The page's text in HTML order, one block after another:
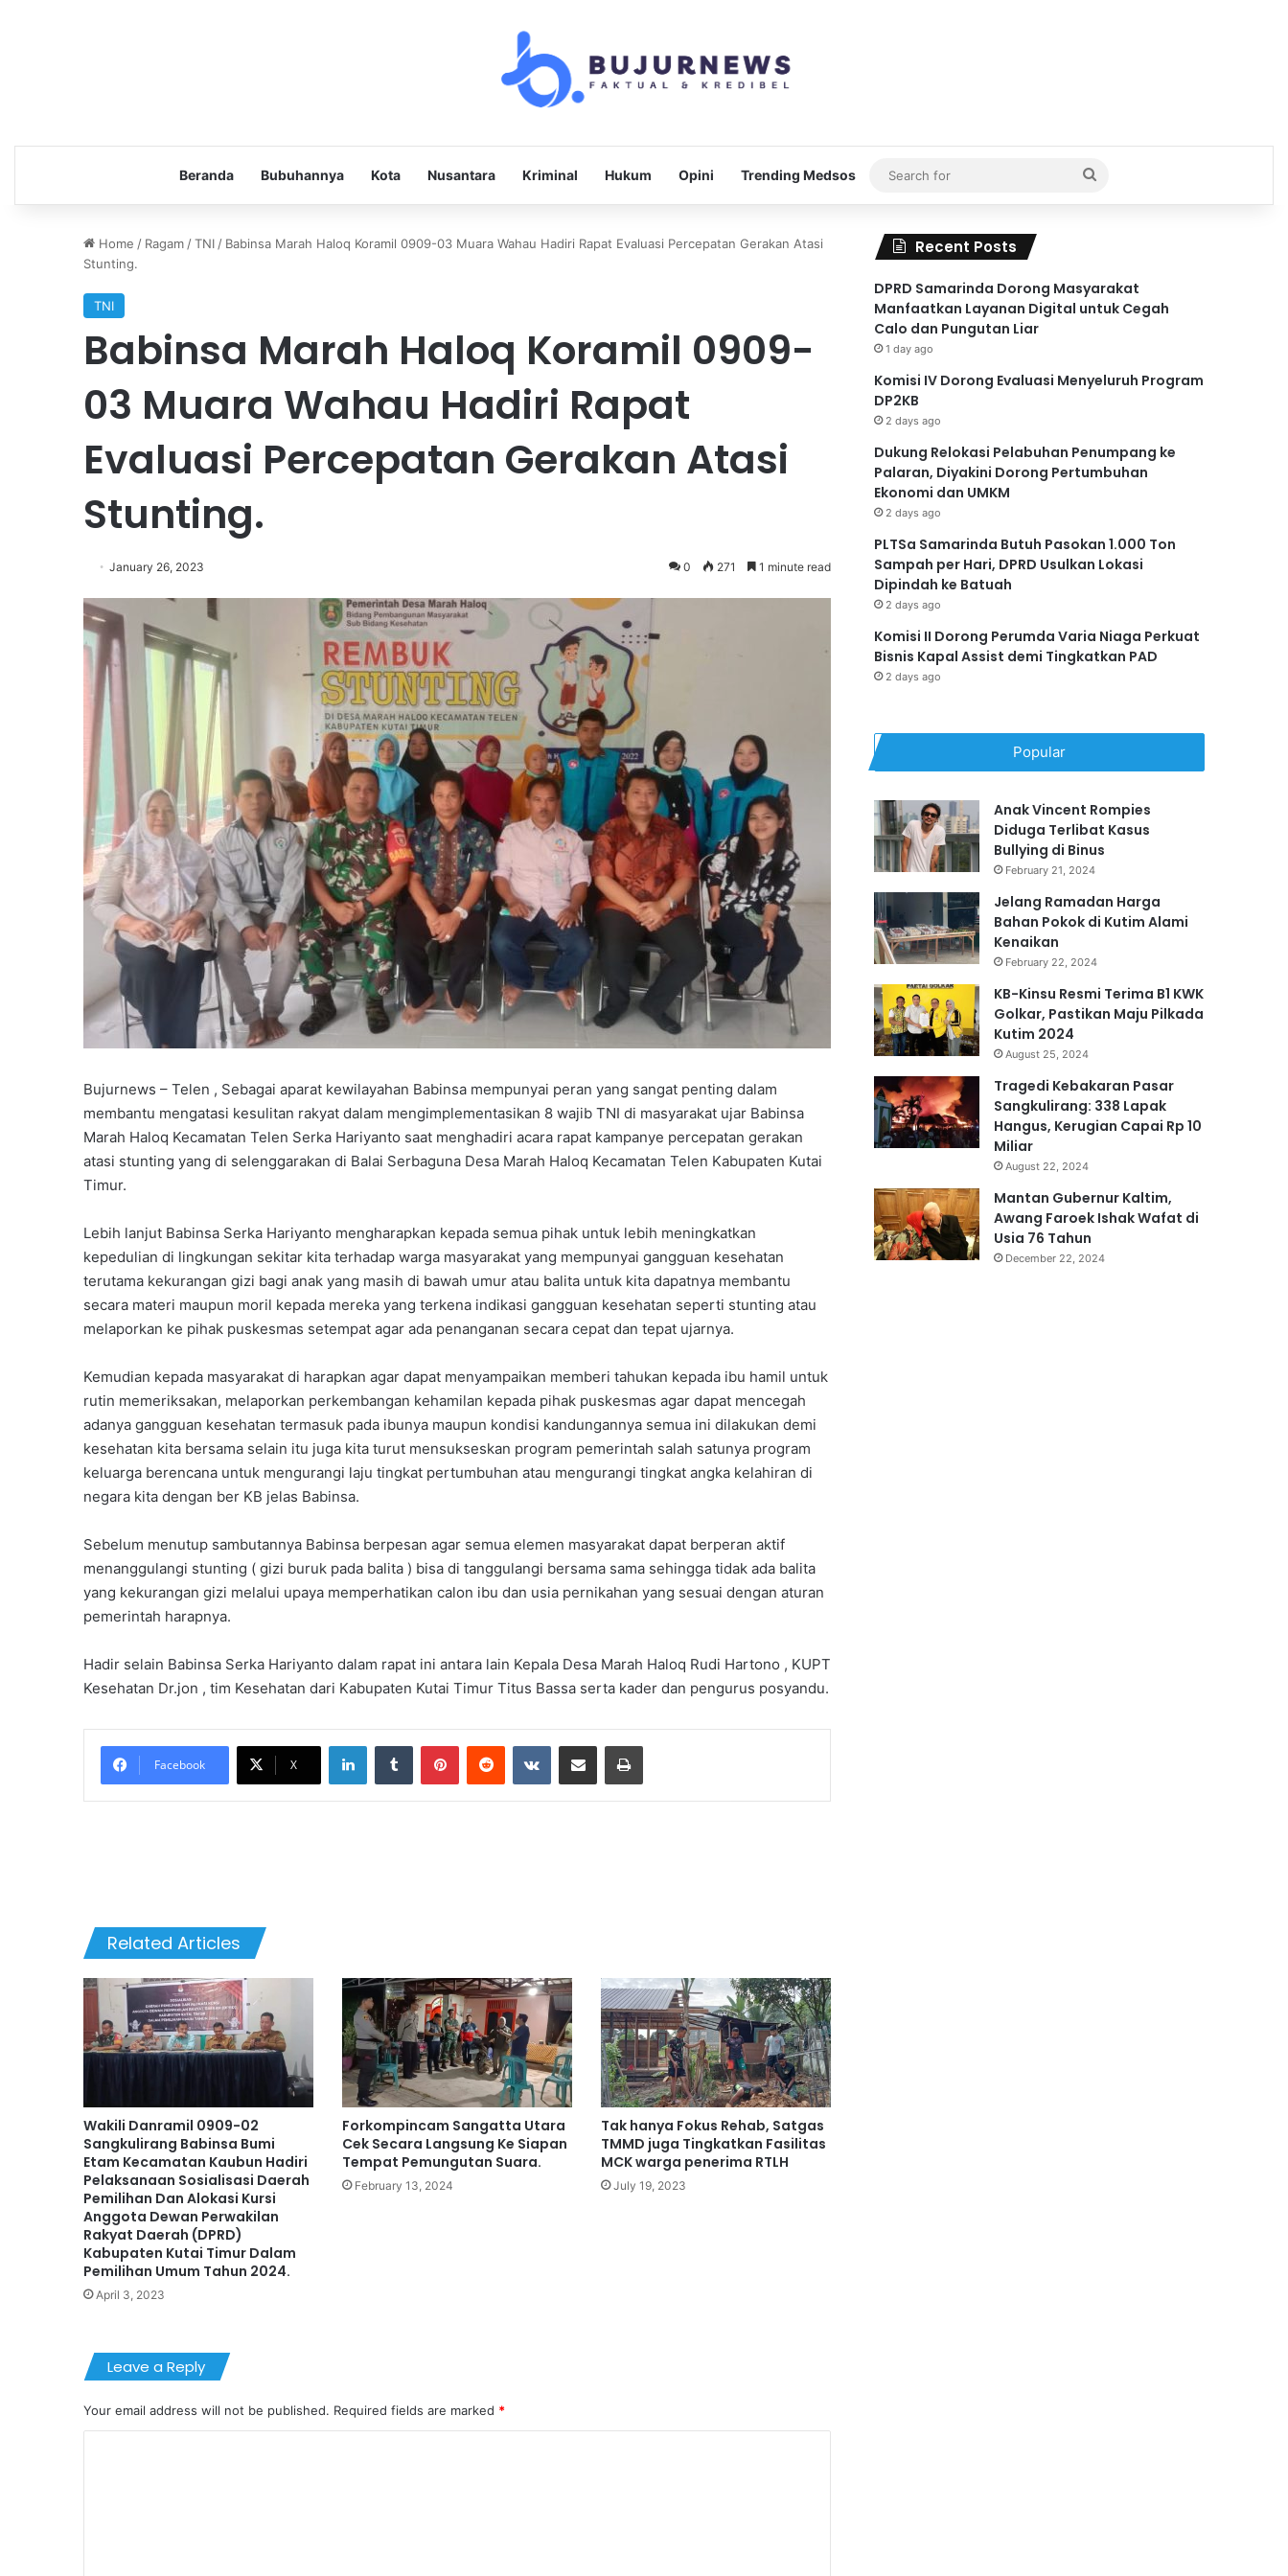
Beranda Bubuhannya Kota Nusantara Kriminal Hukum Opini Trending Medsos
Search
for
Home / Ragam /TNI / Babinsa Marah Haloq Koramil 0909-03 Muara Wahau Hadiri Rapat Evaluasi Percepatan Gerakan Atasi
Stunting.
TNI
Babinsa Marah Haloq Koramil 0909-
03 Muara Wahau Hadiri Rapat
Evaluasi Percepatan Gerakan Atasi
Stunting.
January 26, 2023 0 271 1 minute read
Bujurnews – Telen , Sebagai aparat kewilayahan Babinsa mempunyai peran yang sangat penting dalam
membantu mengatasi kesulitan rakyat dalam mengimplementasikan 8 wajib TNI di masyarakat ujar Babinsa
Marah Haloq Kecamatan Telen Serka Hariyanto saat menghadiri acara rapat kampanye percepatan gerakan
atasi stunting yang di selenggarakan di Balai Serbaguna Desa Marah Haloq Kecamatan Telen Kabupaten Kutai
Timur.
Lebih lanjut Babinsa Serka Hariyanto mengharapkan kepada semua pihak untuk lebih meningkatkan
kepedulian di lingkungan sekitar kita terhadap warga masyarakat yang mempunyai gangguan kesehatan
terutama kekurangan gizi bagi anak yang masih di bawah umur atau balita untuk kita dapatnya membantu
secara materi maupun moril kepada mereka yang terkena indikasi gangguan kesehatan seperti stunting atau
melaporkan ke pihak puskesmas setempat agar ada penanganan secara cepat dan tepat ujarnya.
Kemudian kepada masyarakat di harapkan agar dapat menyampaikan memberi tahukan kepada ibu hamil untuk
rutin memeriksakan, melaporkan perkembangan kehamilan kepada pihak puskesmas agar dapat mencegah
adanya gangguan kesehatan termasuk pada ibunya maupun kondisi kandungannya semua ini dilakukan demi
kesehatan kita bersama selain itu juga kita turut mensukseskan program pemerintah salah satunya program
keluarga berencana untuk mengurangi laju tingkat pertumbuhan atau mengurangi tingkat angka kelahiran di
negara kita dengan ber KB jelas Babinsa.
Sebelum menutup sambutannya Babinsa berpesan agar semua elemen masyarakat dapat berperan aktif
menanggulangi stunting ( gizi buruk pada balita ) bisa di tanggulangi bersama sama sehingga tidak ada balita
yang kekurangan gizi melalui upaya memperhatikan calon ibu dan usia pernikahan yang sesuai dengan aturan
pemerintah harapnya.
Hadir selain Babinsa Serka Hariyanto dalam rapat ini antara lain Kepala Desa Marah Haloq Rudi Hartono , KUPT
Kesehatan Dr.jon , tim Kesehatan dari Kabupaten Kutai Timur Titus Bassa serta kader dan pengurus posyandu.
Facebook X
Related Articles
Wakili Danramil 0909-02
Sangkulirang Babinsa Bumi
Etam Kecamatan Kaubun Hadiri
Pelaksanaan Sosialisasi Daerah
Pemilihan Dan Alokasi Kursi
Anggota Dewan Perwakilan
Rakyat Daerah (DPRD)
Kabupaten Kutai Timur Dalam
Pemilihan Umum Tahun 2024.
April 3, 2023
Forkompincam Sangatta Utara
Cek Secara Langsung Ke Siapan
Tempat Pemungutan Suara.
February 13, 2024
Tak hanya Fokus Rehab, Satgas
TMMD juga Tingkatkan Fasilitas
MCK warga penerima RTLH
July 19, 2023
Leave a Reply
Your email address will not be published. Required fields are marked *
Recent Posts
DPRD Samarinda Dorong Masyarakat
Manfaatkan Layanan Digital untuk Cegah
Calo dan Pungutan Liar
1 day ago
Komisi IV Dorong Evaluasi Menyeluruh Program
DP2KB
2 days ago
Dukung Relokasi Pelabuhan Penumpang ke
Palaran, Diyakini Dorong Pertumbuhan
Ekonomi dan UMKM
2 days ago
PLTSa Samarinda Butuh Pasokan 1.000 Ton
Sampah per Hari, DPRD Usulkan Lokasi
Dipindah ke Batuah
2 days ago
Komisi II Dorong Perumda Varia Niaga Perkuat
Bisnis Kapal Assist demi Tingkatkan PAD
2 days ago
Popular
Anak Vincent Rompies
Diduga Terlibat Kasus
Bullying di Binus
February 21, 2024
Jelang Ramadan Harga
Bahan Pokok di Kutim Alami
Kenaikan
February 22, 2024
KB-Kinsu Resmi Terima B1 KWK
Golkar, Pastikan Maju Pilkada
Kutim 2024
August 25, 2024
Tragedi Kebakaran Pasar
Sangkulirang: 338 Lapak
Hangus, Kerugian Capai Rp 10
Miliar
August 22, 2024
Mantan Gubernur Kaltim,
Awang Faroek Ishak Wafat di
Usia 76 Tahun
December 22, 2024